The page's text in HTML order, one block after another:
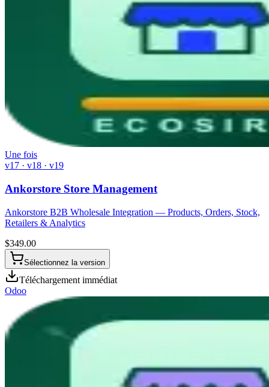
Une fois
v17 · v18 · v19
Ankorstore Store Management
Ankorstore B2B Wholesale Integration — Products, Orders, Stock,
Retailers & Analytics
$349.00
Sélectionnez la version
Téléchargement immédiat
Odoo